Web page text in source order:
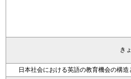
き
日本社会における英語の教育機会の構